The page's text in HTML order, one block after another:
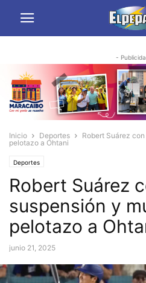
-
Inicio Deportes
Robert Suárez
pelotazo a Ohtani
Deportes
Robert Suárez
suspensión y
pelotazo a
junio 21, 2025